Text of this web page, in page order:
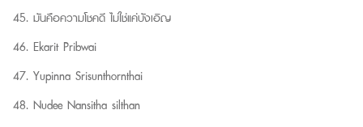
มันคือความโชคดี ไม่ใช่แค่บังเอิญ
Ekarit Pribwai
Yupinna Srisunthornthai
Nudee Nansitha silthan